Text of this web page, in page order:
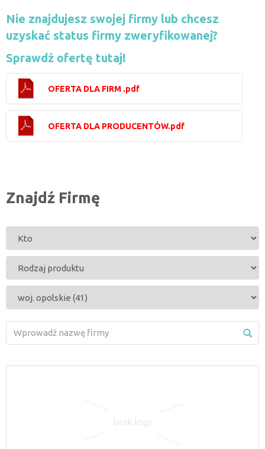
Nie znajdujesz swojej firmy lub chcesz
uzyskać status firmy zweryfikowanej?
Sprawdź ofertę tutaj!
OFERTA DLA FIRM .pdf
OFERTA DLA PRODUCENTÓW.pdf
Znajdź Firmę